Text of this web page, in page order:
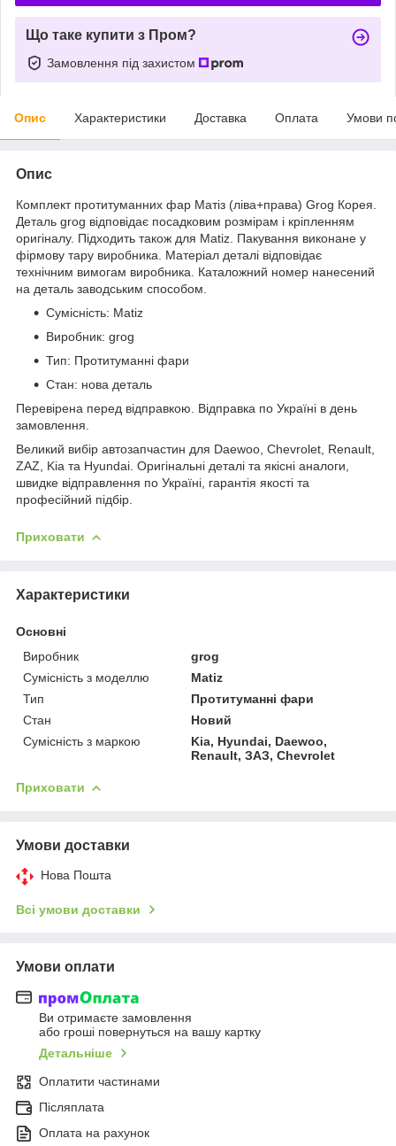
Що таке купити з Пром?
Замовлення під захистом
Опис Характеристики Доставка Оплата Умови
Опис
Комплект протитуманних фар Матіз (ліва+права) Grog Корея.
Деталь grog відповідає посадковим розмірам і кріпленням
оригіналу. Підходить також для Matiz. Пакування виконане у
фірмову тару виробника. Матеріал деталі відповідає
технічним вимогам виробника. Каталожний номер нанесений
на деталь заводським способом.
Сумісність: Matiz
Виробник: grog
Тип: Протитуманні фари
Стан: нова деталь
Перевірена перед відправкою. Відправка по Україні в день
замовлення.
Великий вибір автозапчастин для Daewoo, Chevrolet, Renault,
ZAZ, Kia та Hyundai. Оригінальні деталі та якісні аналоги,
швидке відправлення по Україні, гарантія якості та
професійний підбір.
Приховати
Характеристики
Основні
Виробник
grog
Сумісність з моделлю
Matiz
Тип
Протитуманні фари
Стан
Новий
Сумісність з маркою
Kia, Hyundai, Daewoo,
Renault, ЗАЗ, Chevrolet
Приховати
Умови доставки
Нова Пошта
Всі умови доставки
Умови оплати
Ви отримаєте замовлення
або гроші повернуться на вашу картку
Детальніше
Оплатити частинами
Післяплата
Оплата на рахунок